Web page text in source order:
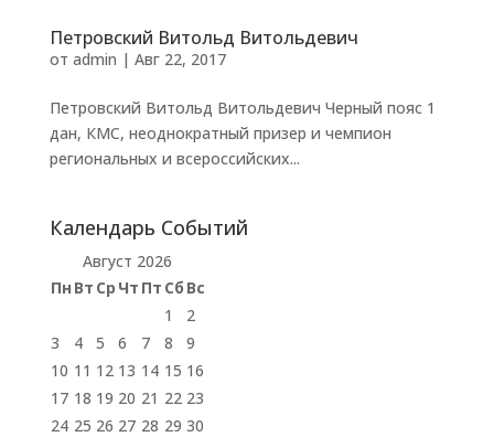
Петровский Витольд Витольдевич
от admin | Авг 22, 2017
Петровский Витольд Витольдевич Черный пояс 1
дан, КМС, неоднократный призер и чемпион
региональных и всероссийских...
Календарь Событий
Август 2026
Пн Вт Ср Чт Пт Сб Вс
1
2
3
4 5 6 7 8
9
10 11 12 13 14 15 16
17 18 19 20 21 22 23
24 25 26 27 28 29 30